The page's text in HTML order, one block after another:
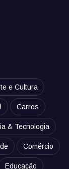
e Cultura
Carros
& Tecnologia
Comércio
Educação